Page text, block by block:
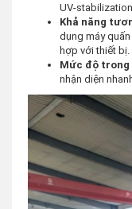
UV-
Khả năng
dụng máy
hợp với thiết bị.
Mức độ trong
nhận diện